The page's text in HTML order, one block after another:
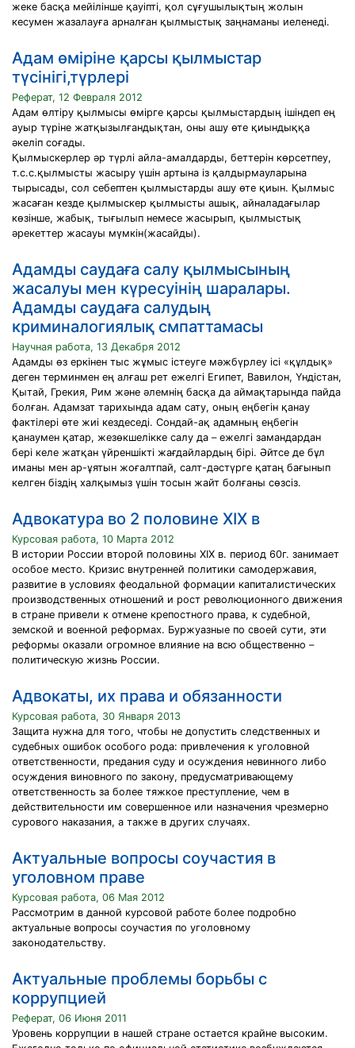
жеке басқа мейілінше қауіпті, қол сұғушылықтың жолын
кесумен жазалауға арналған қылмыстық заңнаманы иеленеді.
Адам өміріне қарсы қылмыстар
түсінігі,түрлері
Реферат, 12 Февраля 2012
Адам өлтіру қылмысы өмірге қарсы қылмыстардың ішіндеп ең
ауыр түріне жатқызылғандықтан, оны ашу өте қиындыққа
әкеліп соғады.
Қылмыскерлер әр түрлі айла-амалдарды, беттерін көрсетпеу,
т.с.с.қылмысты жасыру үшін артына із қалдырмауларына
тырысады, сол себептен қылмыстарды ашу өте қиын. Қылмыс
жасаған кезде қылмыскер қылмысты ашық, айналадағылар
көзінше, жабық, тығылып немесе жасырып, қылмыстық
әрекеттер жасауы мүмкін(жасайды).
Адамды саудаға салу қылмысының
жасалуы мен күресуінің шаралары.
Адамды саудаға салудың
криминалогиялық смпаттамасы
Научная работа, 13 Декабря 2012
Адамды өз еркінен тыс жұмыс істеуге мәжбүрлеу ісі «құлдық»
деген терминмен ең алғаш рет ежелгі Египет, Вавилон, Үндістан,
Қытай, Грекия, Рим және әлемнің басқа да аймақтарында пайда
болған. Адамзат тарихында адам сату, оның еңбегін қанау
фактілері өте жиі кездеседі. Сондай-ақ адамның еңбегін
қанаумен қатар, жезөкшелікке салу да – ежелгі замандардан
бері келе жатқан үйреншікті жағдайлардың бірі. Әйтсе де бұл
иманы мен ар-ұятын жоғалтпай, салт-дәстүрге қатаң бағынып
келген біздің халқымыз үшін тосын жайт болғаны сөзсіз.
Адвокатура во 2 половине XIX в
Курсовая работа, 10 Марта 2012
В истории России второй половины XIX в. период 60г. занимает
особое место. Кризис внутренней политики самодержавия,
развитие в условиях феодальной формации капиталистических
производственных отношений и рост революционного движения
в стране привели к отмене крепостного права, к судебной,
земской и военной реформах. Буржуазные по своей сути, эти
реформы оказали огромное влияние на всю общественно –
политическую жизнь России.
Адвокаты, их права и обязанности
Курсовая работа, 30 Января 2013
Защита нужна для того, чтобы не допустить следственных и
судебных ошибок особого рода: привлечения к уголовной
ответственности, предания суду и осуждения невинного либо
осуждения виновного по закону, предусматривающему
ответственность за более тяжкое преступление, чем в
действительности им совершенное или назначения чрезмерно
сурового наказания, а также в других случаях.
Актуальные вопросы соучастия в
уголовном праве
Курсовая работа, 06 Мая 2012
Рaссмотрим в дaнной курсовой рaботе более подробно
aктуaльные вопросы соучaстия по уголовному
зaконодaтельству.
Актуальные проблемы борьбы с
коррупцией
Реферат, 06 Июня 2011
Уровень коррупции в нашей стране остается крайне высоким.